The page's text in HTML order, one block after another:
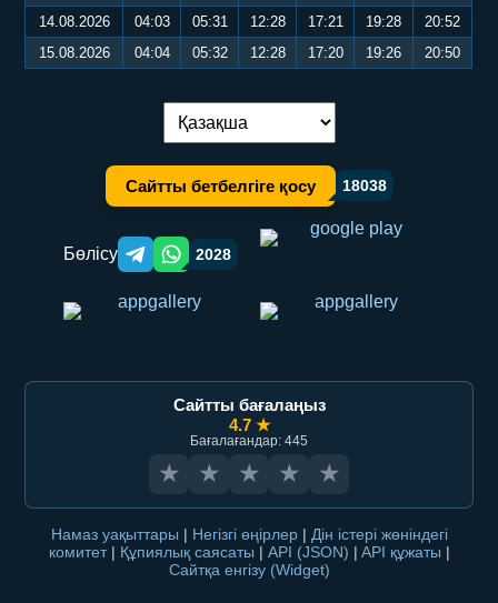
14.08.2026
04:03 05:31 12:28 17:21 19:28
20:52
15.08.2026
04:04 05:32 12:28 17:20 19:26 20:50
Тілді ауыстыру:
Сайтты бетбелгіге қосу 18038
Бөлісу Telegram orqali ulashish
WhatsApp orqali ulashish
2028
Сайтты бағалаңыз
4.7 ★
Бағалағандар: 445
★ ★ ★ ★ ★
Намаз уақыттары | Негізгі өңірлер | Дін істері жөніндегі
комитет | Құпиялық саясаты | API (JSON) | API құжаты |
Сайтқа енгізу (Widget)